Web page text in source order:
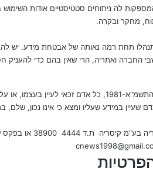
לה ניתוחים סטטיסטיים אודות
מחקר ובקרה.
תחת רמה נאותה של אבטחת מידע. יש
החברה ואתריה, הרי שאין בהם כדי להעניק
על פי סעיף 13 לחוק הגנת הפרטיות, התשמ"א-1981,
שעיין במידע שעליו ומצא כי אינו נכון,
4444 38900 או בפקס שמספרו: